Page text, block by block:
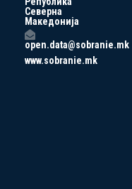
Северна
Македонија
open.data@sobranie.mk
www.sobranie.mk